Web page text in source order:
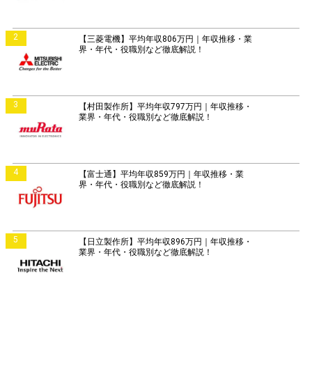
2
【三菱電機】平均年収806万円｜年収推移・業
界・年代・役職別など徹底解説！
3
【村田製作所】平均年収797万円｜年収推移・
業界・年代・役職別など徹底解説！
4
【富士通】平均年収859万円｜年収推移・業
界・年代・役職別など徹底解説！
5
【日立製作所】平均年収896万円｜年収推移・
業界・年代・役職別など徹底解説！